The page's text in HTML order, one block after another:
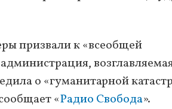
призвали к «всеобщей
о «гуманитарной
«Радио Свобода».